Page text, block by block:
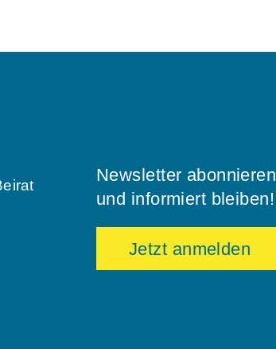
Newsletter abonnieren
und informiert bleiben!
Jetzt anmelden